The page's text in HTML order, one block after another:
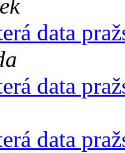
data
data
data